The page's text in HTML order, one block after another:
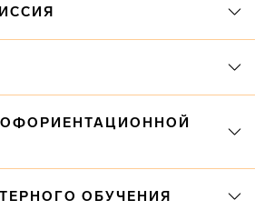
ОБУЧЕНИЯ